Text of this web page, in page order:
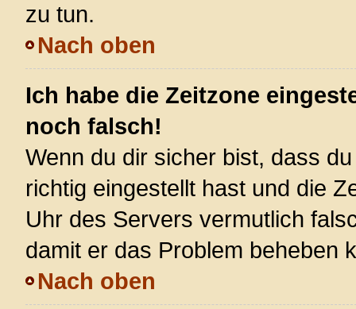
zu tun.
Nach oben
Ich habe die Zeitzone
noch falsch!
Wenn du dir sicher bist, dass
richtig eingestellt hast und die
Uhr des Servers vermutlich
damit er das Problem beheben
Nach oben